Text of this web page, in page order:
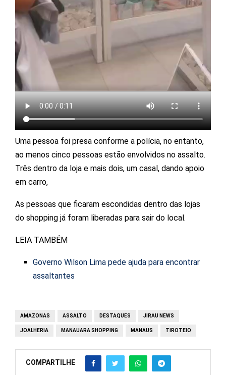
Uma pessoa foi presa conforme a polícia, no entanto,
ao menos cinco pessoas estão envolvidos no assalto.
Três dentro da loja e mais dois, um casal, dando apoio
em carro,
As pessoas que ficaram escondidas dentro das lojas
do shopping já foram liberadas para sair do local.
LEIA TAMBÉM
Governo Wilson Lima pede ajuda para encontrar
assaltantes
AMAZONAS ASSALTO DESTAQUES JIRAU NEWS
JOALHERIA MANAUARA SHOPPING MANAUS TIROTEIO
COMPARTILHE